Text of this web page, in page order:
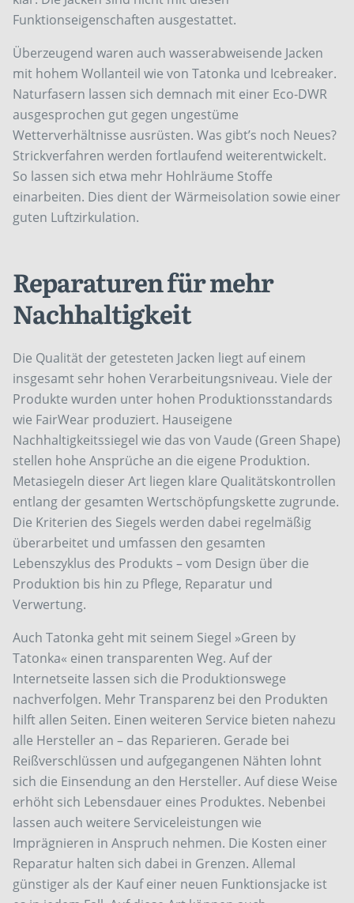
Funktionseigenschaften ausgestattet.
Überzeugend waren auch wasserabweisende Jacken
mit hohem Wollanteil wie von Tatonka und Icebreaker.
Naturfasern lassen sich demnach mit einer Eco-DWR
ausgesprochen gut gegen ungestüme
Wetterverhältnisse ausrüsten. Was gibt’s noch Neues?
Strickverfahren werden fortlaufend weiterentwickelt.
So lassen sich etwa mehr Hohlräume Stoffe
einarbeiten. Dies dient der Wärmeisolation sowie einer
guten Luftzirkulation.
Reparaturen für mehr
Nachhaltigkeit
Die Qualität der getesteten Jacken liegt auf einem
insgesamt sehr hohen Verarbeitungsniveau. Viele der
Produkte wurden unter hohen Produktionsstandards
wie FairWear produziert. Hauseigene
Nachhaltigkeitssiegel wie das von Vaude (Green Shape)
stellen hohe Ansprüche an die eigene Produktion.
Metasiegeln dieser Art liegen klare Qualitätskontrollen
entlang der gesamten Wertschöpfungskette zugrunde.
Die Kriterien des Siegels werden dabei regelmäßig
überarbeitet und umfassen den gesamten
Lebenszyklus des Produkts – vom Design über die
Produktion bis hin zu Pflege, Reparatur und
Verwertung.
Auch Tatonka geht mit seinem Siegel »Green by
Tatonka« einen transparenten Weg. Auf der
Internetseite lassen sich die Produktionswege
nachverfolgen. Mehr Transparenz bei den Produkten
hilft allen Seiten. Einen weiteren Service bieten nahezu
alle Hersteller an – das Reparieren. Gerade bei
Reißverschlüssen und aufgegangenen Nähten lohnt
sich die Einsendung an den Hersteller. Auf diese Weise
erhöht sich Lebensdauer eines Produktes. Nebenbei
lassen auch weitere Serviceleistungen wie
Imprägnieren in Anspruch nehmen. Die Kosten einer
Reparatur halten sich dabei in Grenzen. Allemal
günstiger als der Kauf einer neuen Funktionsjacke ist